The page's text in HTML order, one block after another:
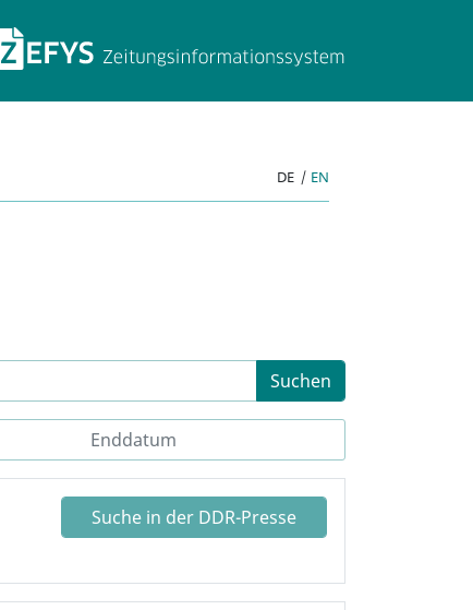
ZEFYS
DE | EN
Suchen
Suche in der DDR-Presse